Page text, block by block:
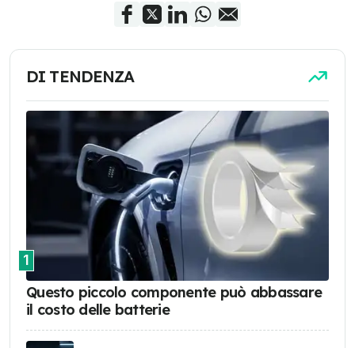
DI TENDENZA
1
Questo piccolo componente può abbassare
il costo delle batterie